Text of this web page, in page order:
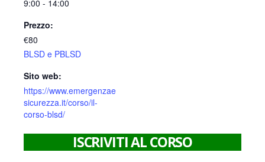
9:00 - 14:00
Prezzo:
€80
BLSD e PBLSD
Sito web:
https://www.emergenzae
sicurezza.it/corso/il-
corso-blsd/
ISCRIVITI AL CORSO